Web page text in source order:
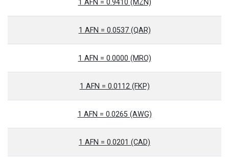
1 AFN = 0.9410 (MZN)
1 AFN = 0.0537 (QAR)
1 AFN = 0.0000 (MRO)
1 AFN = 0.0112 (FKP)
1 AFN = 0.0265 (AWG)
1 AFN = 0.0201 (CAD)